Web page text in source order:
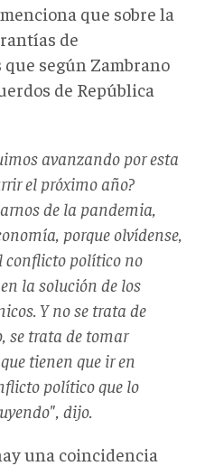
que sobre la
de
según Zambrano
de República
avanzando por esta
el próximo año?
de la pandemia,
porque olvídense,
conflicto político no
la solución de los
Y no se trata de
se trata de tomar
tienen que ir en
político que lo
dijo.
una coincidencia